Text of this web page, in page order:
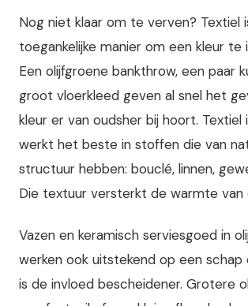
Nog niet klaar om te verven? Textiel
toegankelijke manier om een kleur te
Een olijfgroene bankthrow, een paar
groot vloerkleed geven al snel het
kleur er van oudsher bij hoort. Textiel
werkt het beste in stoffen die van
structuur hebben: bouclé, linnen,
Die textuur versterkt de warmte van
Vazen en keramisch serviesgoed in
werken ook uitstekend op een
is de invloed bescheidener. Grotere